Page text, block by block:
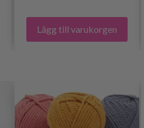
Lägg till varukorgen